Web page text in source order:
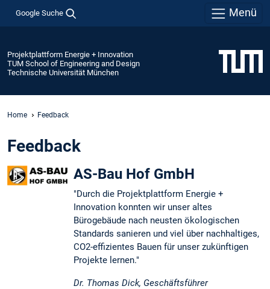
Google Suche Menü
Projektplattform Energie + Innovation
TUM School of Engineering and Design
Technische Universität München
Home Feedback
Feedback
AS-Bau Hof GmbH
"Durch die Projektplattform Energie +
Innovation konnten wir unser altes
Bürogebäude nach neusten ökologischen
Standards sanieren und viel über nachhaltiges,
CO2-effizientes Bauen für unser zukünftigen
Projekte lernen."
Dr. Thomas Dick, Geschäftsführer